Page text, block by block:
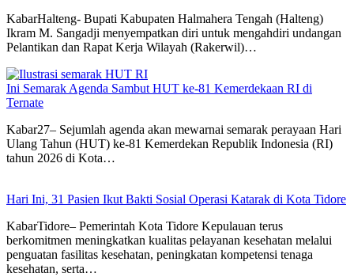
KabarHalteng- Bupati Kabupaten Halmahera Tengah (Halteng)
Ikram M. Sangadji menyempatkan diri untuk mengahdiri undangan
Pelantikan dan Rapat Kerja Wilayah (Rakerwil)…
Ini Semarak Agenda Sambut HUT ke-81 Kemerdekaan RI di
Ternate
Kabar27– Sejumlah agenda akan mewarnai semarak perayaan Hari
Ulang Tahun (HUT) ke-81 Kemerdekan Republik Indonesia (RI)
tahun 2026 di Kota…
Hari Ini, 31 Pasien Ikut Bakti Sosial Operasi Katarak di Kota Tidore
KabarTidore– Pemerintah Kota Tidore Kepulauan terus
berkomitmen meningkatkan kualitas pelayanan kesehatan melalui
penguatan fasilitas kesehatan, peningkatan kompetensi tenaga
kesehatan, serta…